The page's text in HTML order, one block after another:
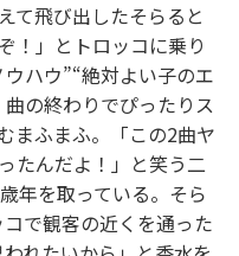
て飛び出したそらると
！」とトロッコに乗り
ハウ”“絶対よい子のエ
の終わりでぴったりス
まふまふ。「この2曲ヤ
たんだよ！」と笑う二
年を取っている。そら
で観客の近くを通った